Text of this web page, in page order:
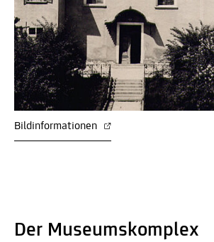
Bildinformationen
Der Museumskomplex